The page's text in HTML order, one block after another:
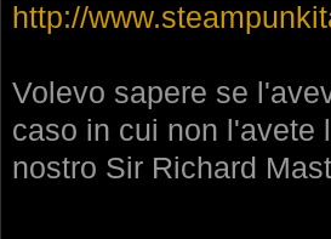
http://
Volevo sapere se
caso in cui non l'avete
nostro Sir Richard